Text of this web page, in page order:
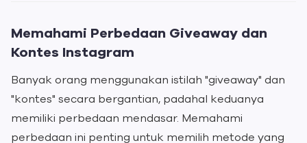
Memahami Perbedaan Giveaway dan
Kontes Instagram
Banyak orang menggunakan istilah "giveaway" dan
"kontes" secara bergantian, padahal keduanya
memiliki perbedaan mendasar. Memahami
perbedaan ini penting untuk memilih metode yang